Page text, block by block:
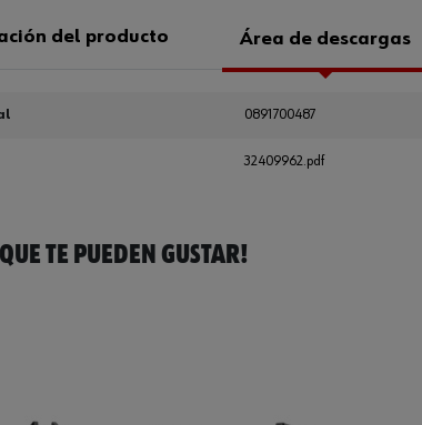
del producto Área de descargas
0891700487
32409962.pdf
TE PUEDEN GUSTAR!